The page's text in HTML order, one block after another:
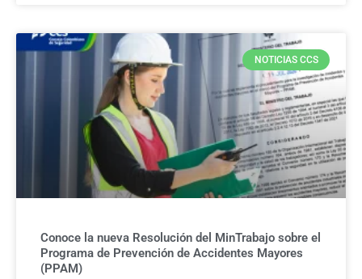
NOTICIAS CCS
Conoce la nueva Resolución del MinTrabajo sobre el
Programa de Prevención de Accidentes Mayores
(PPAM)